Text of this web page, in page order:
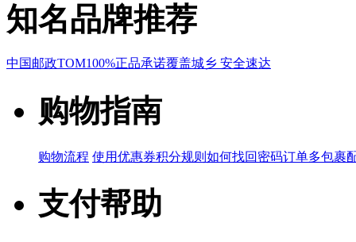
知名品牌推荐
中国邮政TOM100%正品承诺覆盖城乡 安全速达
购物指南
购物流程 使用优惠券积分规则 如何找回密码订单多包裹
支付帮助